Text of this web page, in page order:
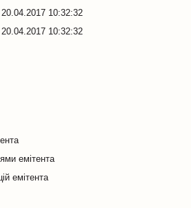
20.04.2017 10:32:32
20.04.2017 10:32:32
емітента
емітента